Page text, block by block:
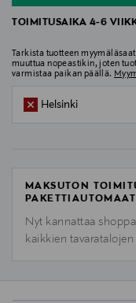
TOIMITUSAIKA 4-6
Tarkista tuotteen
muuttua nopeastikin, joten
varmistaa paikan päällä.
Helsinki
MAKSUTON
Nyt kannattaa
kaikkien